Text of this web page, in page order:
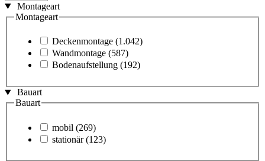
Montageart
Montageart
Deckenmontage (1.042)
Wandmontage (587)
Bodenaufstellung (192)
Bauart
Bauart
mobil (269)
stationär (123)